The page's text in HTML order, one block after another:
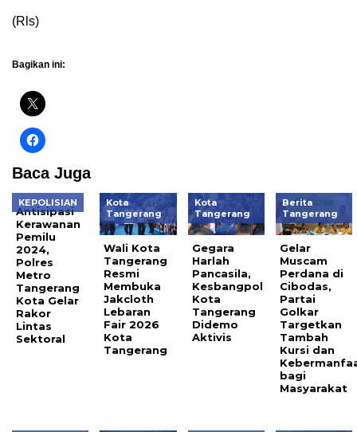
(Rls)
Bagikan ini:
Baca Juga
KEPOLISIAN
Antisipasi
Kerawanan
Pemilu
2024,
Polres
Metro
Tangerang
Kota Gelar
Rakor
Lintas
Sektoral
Kota
Tangerang
Wali Kota
Tangerang
Resmi
Membuka
Jakcloth
Lebaran
Fair 2026
Kota
Tangerang
Kota
Tangerang
Gegara
Harlah
Pancasila,
Kesbangpol
Kota
Tangerang
Didemo
Aktivis
Berita
Tangerang
Gelar
Muscam
Perdana di
Cibodas,
Partai
Golkar
Targetkan
Tambah
Kursi dan
bagi
Masyarakat